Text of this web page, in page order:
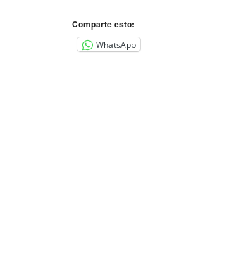
Comparte esto:
WhatsApp